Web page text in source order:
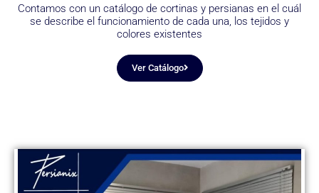
Contamos con un catálogo de cortinas y persianas en el cuál
se describe el funcionamiento de cada una, los tejidos y
colores existentes
Ver Catálogo